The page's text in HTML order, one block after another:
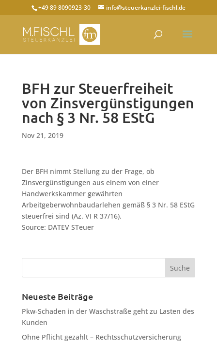
+49 89 8090923-30 info@steuerkanzlei-fischl.de
BFH zur Steuerfreiheit
von Zinsvergünstigungen
nach § 3 Nr. 58 EStG
Nov 21, 2019
Der BFH nimmt Stellung zu der Frage, ob
Zinsvergünstigungen aus einem von einer
Handwerkskammer gewährten
Arbeitgeberwohnbaudarlehen gemäß § 3 Nr. 58 EStG
steuerfrei sind (Az. VI R 37/16).
Source: DATEV STeuer
Neueste Beiträge
Pkw-Schaden in der Waschstraße geht zu Lasten des
Kunden
Ohne Pflicht gezahlt – Rechtsschutzversicherung